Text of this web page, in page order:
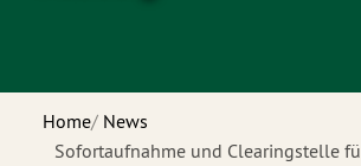
Home News
Sofortaufnahme und Clearingstelle